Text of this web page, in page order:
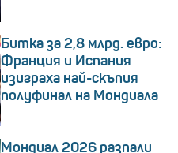
Битка за 2,8 млрд. евро:
Франция и Испания
изиграха най-скъпия
полуфинал на Мондиала
Мондиал 2026 разпали